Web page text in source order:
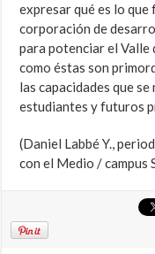
expresar qué es lo
corporación de
para potenciar el Valle
como éstas son
las capacidades que
estudiantes y futuros
(Daniel Labbé Y.,
con el Medio / campus